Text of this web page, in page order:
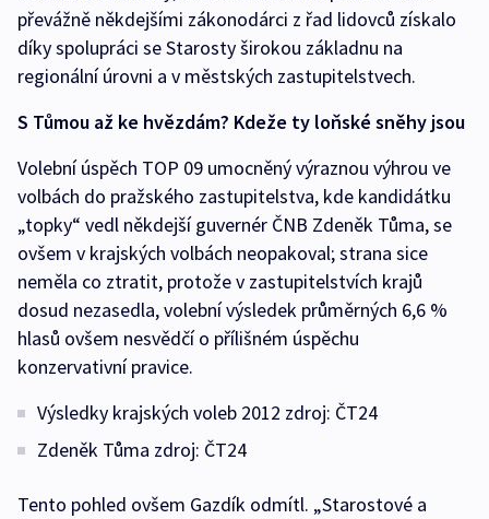
převážně někdejšími zákonodárci z řad lidovců získalo
díky spolupráci se Starosty širokou základnu na
regionální úrovni a v městských zastupitelstvech.
S Tůmou až ke hvězdám? Kdeže ty loňské sněhy jsou
Volební úspěch TOP 09 umocněný výraznou výhrou ve
volbách do pražského zastupitelstva, kde kandidátku
„topky“ vedl někdejší guvernér ČNB Zdeněk Tůma, se
ovšem v krajských volbách neopakoval; strana sice
neměla co ztratit, protože v zastupitelstvích krajů
dosud nezasedla, volební výsledek průměrných 6,6 %
hlasů ovšem nesvědčí o přílišném úspěchu
konzervativní pravice.
Výsledky krajských voleb 2012 zdroj: ČT24
Zdeněk Tůma zdroj: ČT24
Tento pohled ovšem Gazdík odmítl. „Starostové a